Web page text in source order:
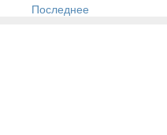
Последнее